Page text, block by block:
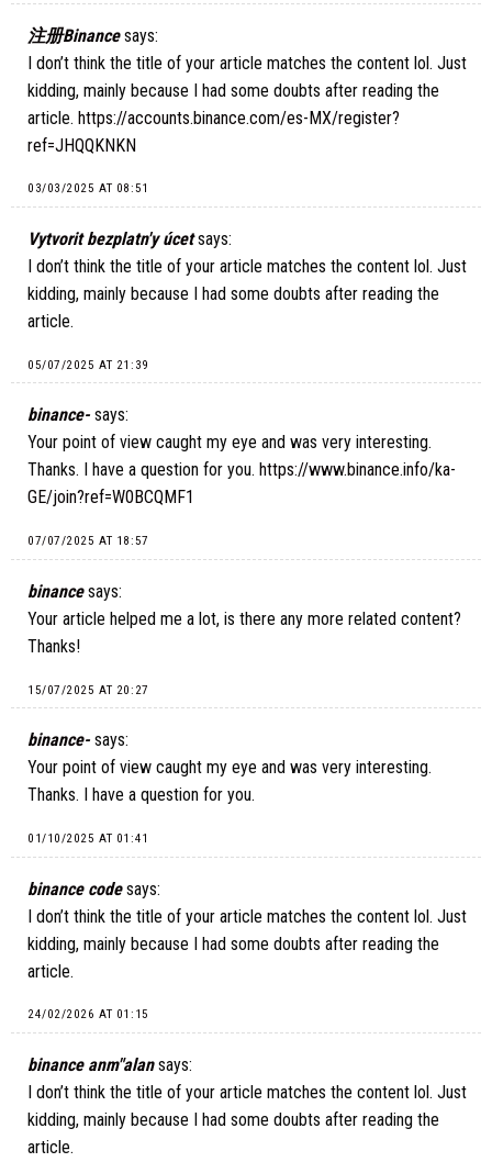
注册Binance says:
I don’t think the title of your article matches the content lol. Just
kidding, mainly because I had some doubts after reading the
article. https://accounts.binance.com/es-MX/register?
ref=JHQQKNKN
03/03/2025 AT 08:51
Vytvorit bezplatn'y úcet says:
I don’t think the title of your article matches the content lol. Just
kidding, mainly because I had some doubts after reading the
article.
05/07/2025 AT 21:39
binance- says:
Your point of view caught my eye and was very interesting.
Thanks. I have a question for you. https://www.binance.info/ka-
GE/join?ref=W0BCQMF1
07/07/2025 AT 18:57
binance says:
Your article helped me a lot, is there any more related content?
Thanks!
15/07/2025 AT 20:27
binance- says:
Your point of view caught my eye and was very interesting.
Thanks. I have a question for you.
01/10/2025 AT 01:41
binance code says:
I don’t think the title of your article matches the content lol. Just
kidding, mainly because I had some doubts after reading the
article.
24/02/2026 AT 01:15
binance anm"alan says:
I don’t think the title of your article matches the content lol. Just
kidding, mainly because I had some doubts after reading the
article.